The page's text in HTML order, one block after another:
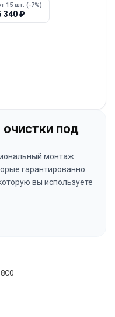
15 шт. (-7%)
340₽
под
монтаж
гарантированно
вы используете